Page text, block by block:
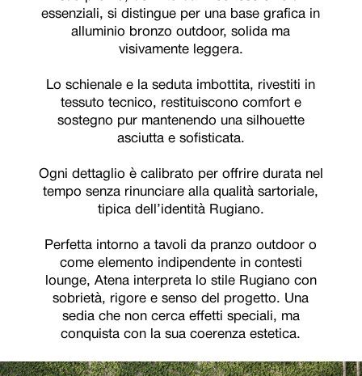
essenziali, si distingue per una base grafica in
alluminio bronzo outdoor, solida ma
visivamente leggera.
Lo schienale e la seduta imbottita, rivestiti in
tessuto tecnico, restituiscono comfort e
sostegno pur mantenendo una silhouette
asciutta e sofisticata.
Ogni dettaglio è calibrato per offrire durata nel
tempo senza rinunciare alla qualità sartoriale,
tipica dell’identità Rugiano.
Perfetta intorno a tavoli da pranzo outdoor o
come elemento indipendente in contesti
lounge, Atena interpreta lo stile Rugiano con
sobrietà, rigore e senso del progetto. Una
sedia che non cerca effetti speciali, ma
conquista con la sua coerenza estetica.